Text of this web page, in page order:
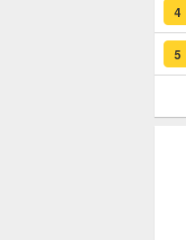
4
5